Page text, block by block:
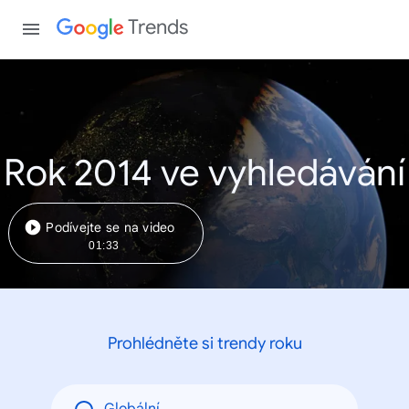
Trends
Rok 2014 ve vyhledávání
Podívejte se na video
01:33
Prohlédněte si trendy roku